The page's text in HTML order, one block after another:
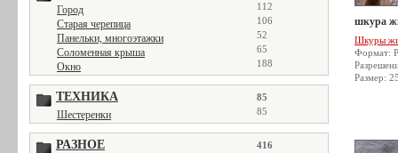
Город 112
Старая черепица 106
Панельки, многоэтажки 52
Соломенная крыша 65
Окно 188
ТЕХНИКА 85
Шестеренки 85
РАЗНОЕ 416
шкура
Шкуры
Формат:
Размер: